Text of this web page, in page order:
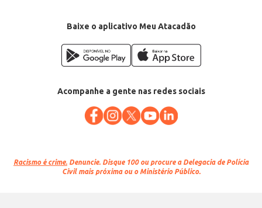
Baixe o aplicativo Meu Atacadão
Acompanhe a gente nas redes sociais
Racismo é crime. Denuncie. Disque 100 ou procure a Delegacia de Polícia
Civil mais próxima ou o Ministério Público.